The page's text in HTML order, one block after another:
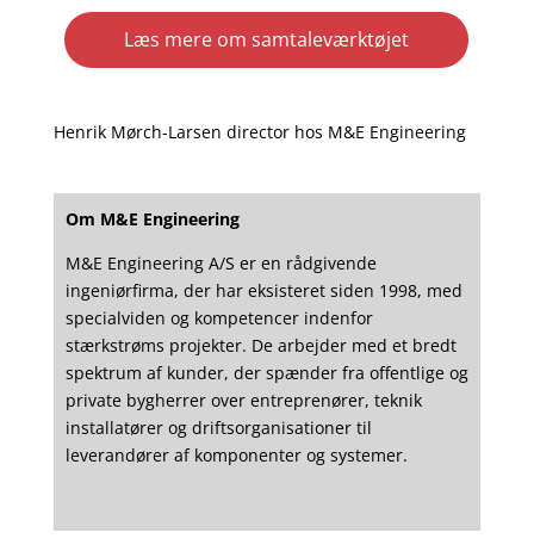
Læs mere om samtaleværktøjet
Henrik Mørch-Larsen director hos M&E Engineering
Om M&E Engineering
M&E Engineering A/S er en rådgivende
ingeniørfirma, der har eksisteret siden 1998, med
specialviden og kompetencer indenfor
stærkstrøms projekter. De arbejder med et bredt
spektrum af kunder, der spænder fra offentlige og
private bygherrer over entreprenører, teknik
installatører og driftsorganisationer til
leverandører af komponenter og systemer.